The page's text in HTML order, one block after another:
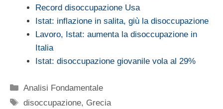
Record disoccupazione Usa
Istat: inflazione in salita, giù la disoccupazione
Lavoro, Istat: aumenta la disoccupazione in
Italia
Istat: disoccupazione giovanile vola al 29%
Categorie
Analisi Fondamentale
Tag
disoccupazione, Grecia